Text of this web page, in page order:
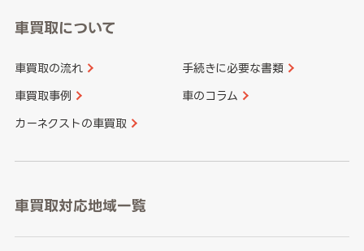
車買取について
車買取の流れ 手続きに必要な書類
車買取事例 車のコラム
カーネクストの車買取
車買取対応地域一覧